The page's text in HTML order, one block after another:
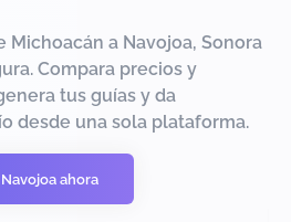
Michoacán a Navojoa, Sonora
Compara precios y
tus guías y da
desde una sola plataforma.
ahora